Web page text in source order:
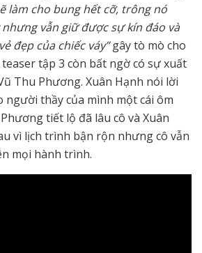
làm cho bung hết cỡ, trông nó
vẫn giữ được sự kín đáo và
đẹp của chiếc váy”gây tò mò cho
tập 3 còn bất ngờ có sự xuất
Thu Phương. Xuân Hạnh nói lời
người thầy của mình một cái ôm
tiết lộ đã lâu cô và Xuân
vì lịch trình bận rộn nhưng cô vẫn
mọi hành trình.